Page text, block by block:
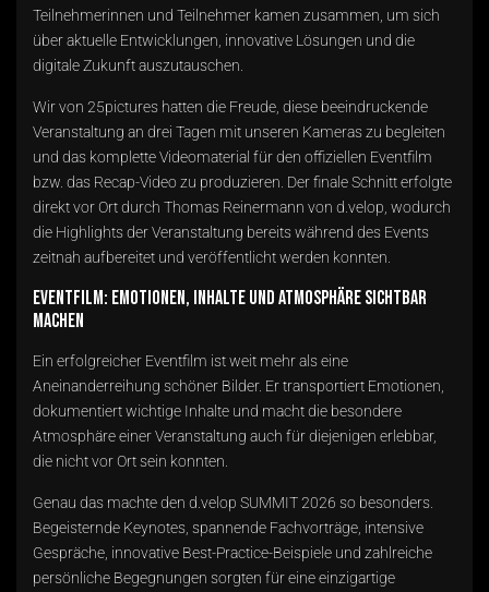
Teilnehmerinnen und Teilnehmer kamen zusammen, um sich
über aktuelle Entwicklungen, innovative Lösungen und die
digitale Zukunft auszutauschen.
Wir von 25pictures hatten die Freude, diese beeindruckende
Veranstaltung an drei Tagen mit unseren Kameras zu begleiten
und das komplette Videomaterial für den offiziellen Eventfilm
bzw. das Recap-Video zu produzieren. Der finale Schnitt erfolgte
direkt vor Ort durch Thomas Reinermann von d.velop, wodurch
die Highlights der Veranstaltung bereits während des Events
zeitnah aufbereitet und veröffentlicht werden konnten.
Eventfilm: Emotionen, Inhalte und Atmosphäre sichtbar
machen
Ein erfolgreicher Eventfilm ist weit mehr als eine
Aneinanderreihung schöner Bilder. Er transportiert Emotionen,
dokumentiert wichtige Inhalte und macht die besondere
Atmosphäre einer Veranstaltung auch für diejenigen erlebbar,
die nicht vor Ort sein konnten.
Genau das machte den d.velop SUMMIT 2026 so besonders.
Begeisternde Keynotes, spannende Fachvorträge, intensive
Gespräche, innovative Best-Practice-Beispiele und zahlreiche
persönliche Begegnungen sorgten für eine einzigartige